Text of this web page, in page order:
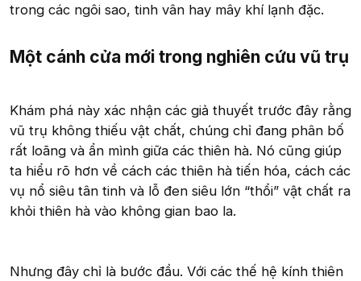
trong các ngôi sao, tinh vân hay mây khí lạnh đặc.
Một cánh cửa mới trong nghiên cứu vũ trụ​
Khám phá này xác nhận các giả thuyết trước đây rằng
vũ trụ không thiếu vật chất, chúng chỉ đang phân bố
rất loãng và ẩn mình giữa các thiên hà. Nó cũng giúp
ta hiểu rõ hơn về cách các thiên hà tiến hóa, cách các
vụ nổ siêu tân tinh và lỗ đen siêu lớn “thổi” vật chất ra
khỏi thiên hà vào không gian bao la.
Nhưng đây chỉ là bước đầu. Với các thế hệ kính thiên